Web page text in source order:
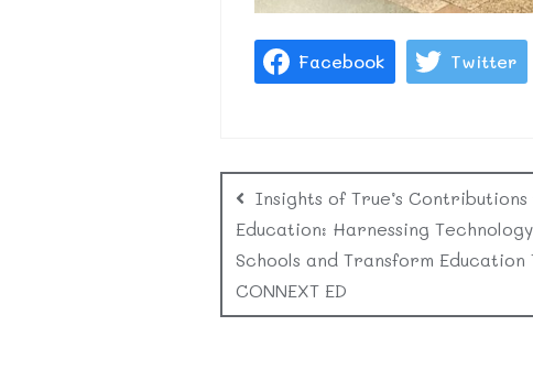
Facebook Twitter
Insights of True’s
Education: Harnessing
Schools and Transform Education
CONNEXT ED